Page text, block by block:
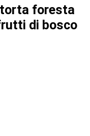
torta foresta
di bosco